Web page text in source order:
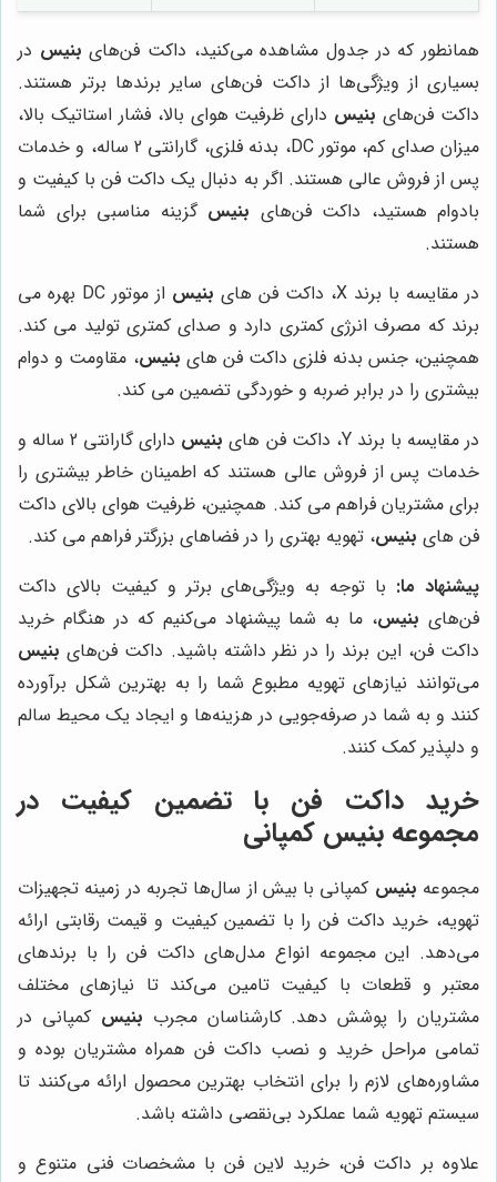
همانطور که در جدول مشاهده می‌کنید، داکت فن‌های بنیس در
بسیاری از ویژگی‌ها از داکت فن‌های سایر برندها برتر هستند.
داکت فن‌های بنیس دارای ظرفیت هوای بالا، فشار استاتیک بالا،
میزان صدای کم، موتور DC، بدنه فلزی، گارانتی 2 ساله، و خدمات
پس از فروش عالی هستند. اگر به دنبال یک داکت فن با کیفیت و
بادوام هستید، داکت فن‌های بنیس گزینه مناسبی برای شما
هستند.
در مقایسه با برند X، داکت فن های
بنیس
از موتور DC بهره می
برند که مصرف انرژی کمتری دارد و صدای کمتری تولید می کند.
همچنین، جنس بدنه فلزی داکت فن های بنیس، مقاومت و دوام
بیشتری را در برابر ضربه و خوردگی تضمین می کند.
در مقایسه با برند Y، داکت فن های
بنیس
دارای گارانتی 2 ساله و
خدمات پس از فروش عالی هستند که اطمینان خاطر بیشتری را
برای مشتریان فراهم می کند. همچنین، ظرفیت هوای بالای داکت
فن های بنیس، تهویه بهتری را در فضاهای بزرگتر فراهم می کند.
پیشنهاد ما: با توجه به ویژگی‌های برتر و کیفیت بالای داکت
فن‌های بنیس، ما به شما پیشنهاد می‌کنیم که در هنگام خرید
داکت فن، این برند را در نظر داشته باشید. داکت فن‌های بنیس
می‌توانند نیازهای تهویه مطبوع شما را به بهترین شکل برآورده
کنند و به شما در صرفه‌جویی در هزینه‌ها و ایجاد یک محیط سالم
و دلپذیر کمک کنند.
خرید داکت فن با تضمین کیفیت در
مجموعه بنیس کمپانی
مجموعه بنیس کمپانی با بیش از سال‌ها تجربه در زمینه تجهیزات
تهویه، خرید داکت فن را با تضمین کیفیت و قیمت رقابتی ارائه
می‌دهد. این مجموعه انواع مدل‌های داکت فن را با برندهای
معتبر و قطعات با کیفیت تامین می‌کند تا نیازهای مختلف
مشتریان را پوشش دهد. کارشناسان مجرب بنیس کمپانی در
تمامی مراحل خرید و نصب داکت فن همراه مشتریان بوده و
مشاوره‌های لازم را برای انتخاب بهترین محصول ارائه می‌کنند تا
سیستم تهویه شما عملکرد بی‌نقصی داشته باشد.
علاوه بر داکت فن، خرید لاین فن با مشخصات فنی متنوع و